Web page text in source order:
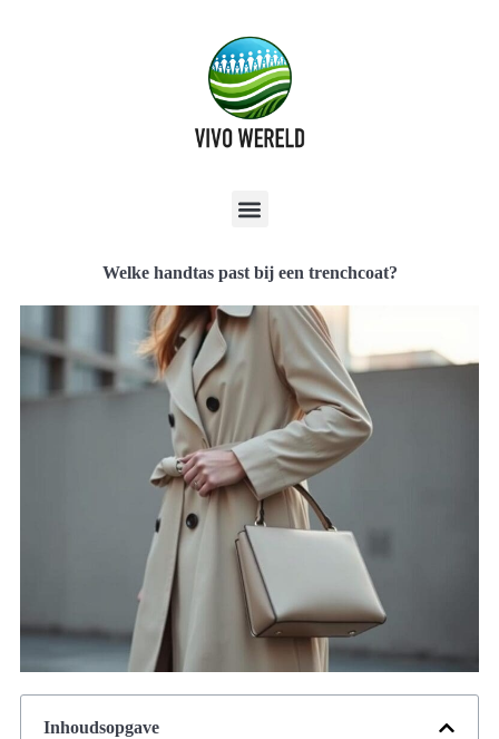
Welke handtas past bij een trenchcoat?
Inhoudsopgave